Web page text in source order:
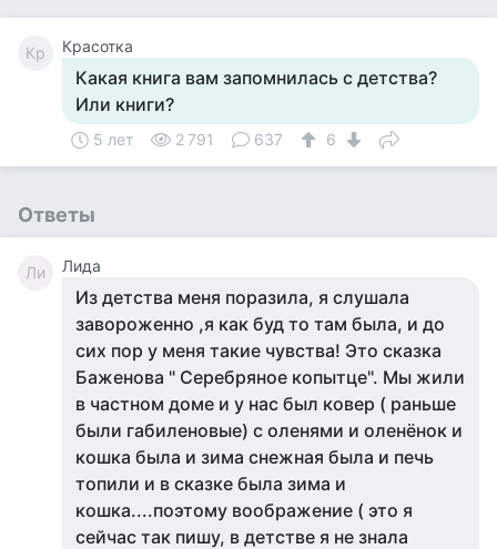
Кр Красотка
Какая книга вам запомнилась с детства?
Или книги?
5 лет 2 791 637 6
Ответы
Ли Лида
Из детства меня поразила, я слушала
завороженно ,я как буд то там была, и до
сих пор у меня такие чувства! Это сказка
Баженова " Серебряное копытце". Мы жили
в частном доме и у нас был ковер ( раньше
были габиленовые) с оленями и оленёнок и
кошка была и зима снежная была и печь
топили и в сказке была зима и
кошка....поэтому воображение ( это я
сейчас так пишу, в детстве я не знала